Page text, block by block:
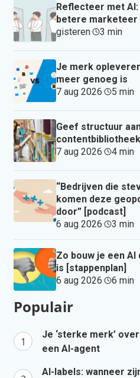
Reflecteer met
betere marketeer
gisteren· 3 min·
Je merk
meer genoeg is
7 aug 2026· 5 min·
Geef structuur
7 aug 2026· 4 min·
“Bedrijven die
komen deze
door” [podcast]
6 aug 2026· 3 min·
Zo bouw je een
is [stappenplan]
6 aug 2026· 6 min·
Populair
Je ‘sterke merk’
een AI-agent
AI-labels: wanneer